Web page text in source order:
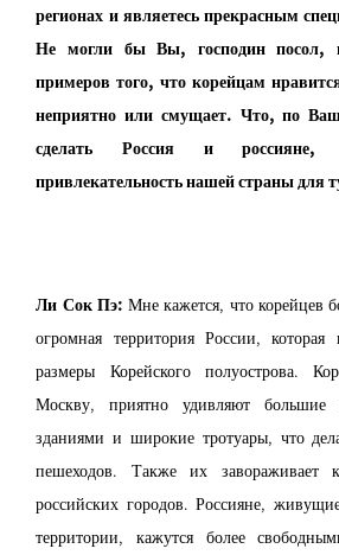
регионах и являетесь прекрасным
Не могли бы Вы, господин посол,
примеров того, что корейцам
неприятно или смущает. Что, по
сделать Россия и россияне,
привлекательность нашей страны для
Ли Сок Пэ: Мне кажется, что корейцев
огромная территория России,
размеры Корейского полуострова.
Москву, приятно удивляют большие
зданиями и широкие тротуары, что
пешеходов. Также их завораживает
российских городов. Россияне,
территории, кажутся более